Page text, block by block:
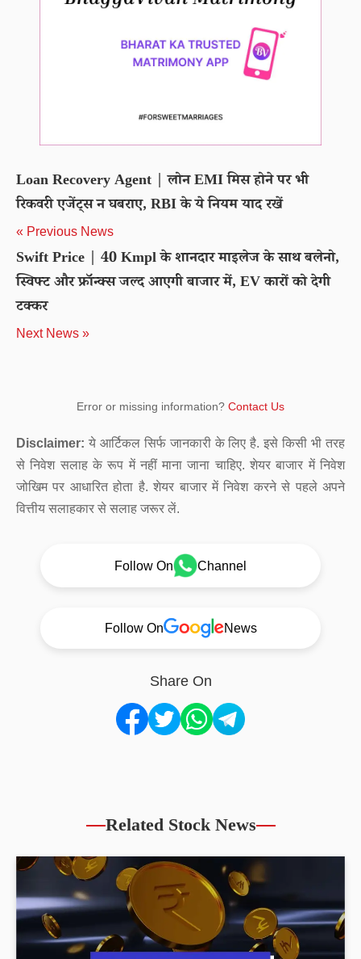
Loan Recovery Agent | लोन EMI मिस होने पर भी
रिकवरी एजेंट्स न घबराए, RBI के ये नियम याद रखें
« Previous News
Swift Price | 40 Kmpl के शानदार माइलेज के साथ बलेनो,
स्विफ्ट और फ्रॉन्क्स जल्द आएगी बाजार में, EV कारों को देगी
टक्कर
Next News »
Error or missing information? Contact Us
Disclaimer: ये आर्टिकल सिर्फ जानकारी के लिए है. इसे किसी भी तरह
से निवेश सलाह के रूप में नहीं माना जाना चाहिए. शेयर बाजार में निवेश
जोखिम पर आधारित होता है. शेयर बाजार में निवेश करने से पहले अपने
वित्तीय सलाहकार से सलाह जरूर लें.
Follow On Channel
Follow On News
Share On
Related Stock News